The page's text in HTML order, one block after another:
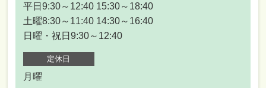
平日9:30～12:40 15:30～18:40
土曜8:30～11:40 14:30～16:40
日曜・祝日9:30～12:40
定休日
月曜